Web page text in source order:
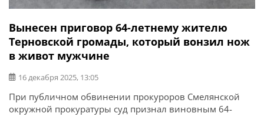
Вынесен приговор 64-летнему жителю
Терновской громады, который вонзил нож
в живот мужчине
16 декабря 2025, 13:05
При публичном обвинении прокуроров Смелянской
окружной прокуратуры суд признал виновным 64-